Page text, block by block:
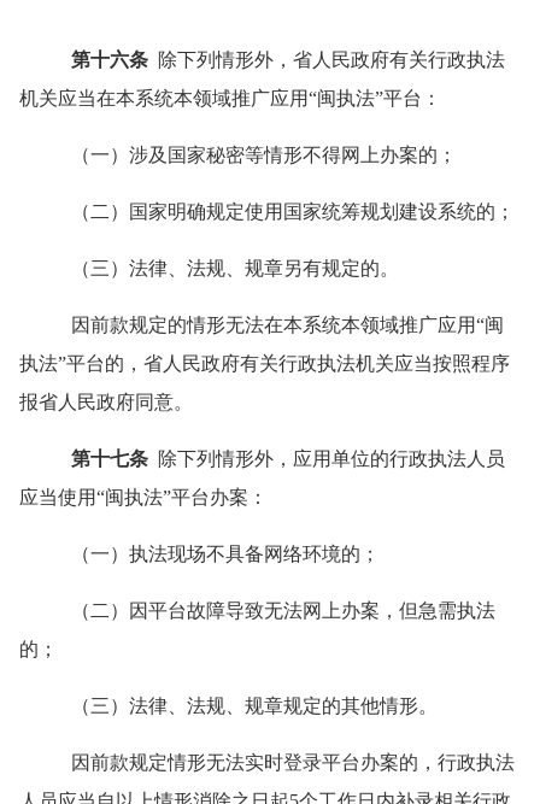
第十六条 除下列情形外，省人民政府有关行政执法
机关应当在本系统本领域推广应用“闽执法”平台：
（一）涉及国家秘密等情形不得网上办案的；
（二）国家明确规定使用国家统筹规划建设系统的；
（三）法律、法规、规章另有规定的。
因前款规定的情形无法在本系统本领域推广应用“闽
执法”平台的，省人民政府有关行政执法机关应当按照程序
报省人民政府同意。
第十七条 除下列情形外，应用单位的行政执法人员
应当使用“闽执法”平台办案：
（一）执法现场不具备网络环境的；
（二）因平台故障导致无法网上办案，但急需执法
的；
（三）法律、法规、规章规定的其他情形。
因前款规定情形无法实时登录平台办案的，行政执法